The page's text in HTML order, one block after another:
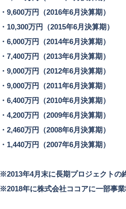
・9,600万円（2016年6月決算期）
・10,300万円（2015年6月決算期）
・6,000万円（2014年6月決算期）
・7,400万円（2013年6月決算期）
・9,000万円（2012年6月決算期）
・9,000万円（2011年6月決算期）
・6,400万円（2010年6月決算期）
・4,200万円（2009年6月決算期）
・2,460万円（2008年6月決算期）
・1,440万円（2007年6月決算期）
※2013年4月末に長期プロジェクトの
※2018年に株式会社ココアに一部事業